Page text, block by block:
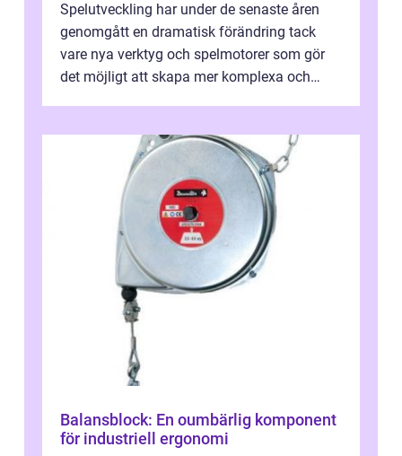
Spelutveckling har under de senaste åren
genomgått en dramatisk förändring tack
vare nya verktyg och spelmotorer som gör
det möjligt att skapa mer komplexa och
Balansblock: En oumbärlig komponent
för industriell ergonomi